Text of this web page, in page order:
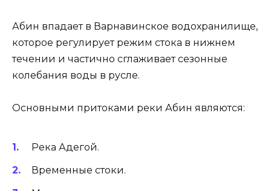
Абин впадает в Варнавинское водохранилище,
которое регулирует режим стока в нижнем
течении и частично сглаживает сезонные
колебания воды в русле.
Основными притоками реки Абин являются:
Река Адегой.
Временные стоки.